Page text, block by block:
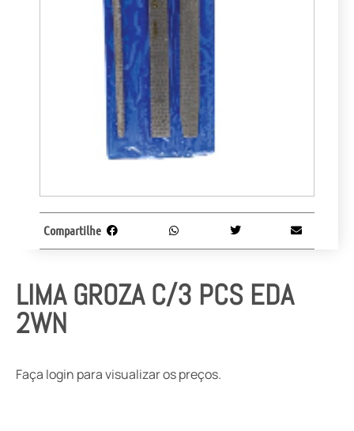
LIMA GROZA C/3 PCS EDA
2WN
Faça login para visualizar os preços.
Compartilhe